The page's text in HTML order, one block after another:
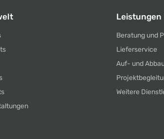
Leistungen
Beratung und
Lieferservice
Auf- und
Weitere